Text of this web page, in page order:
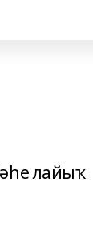
лайыҡ